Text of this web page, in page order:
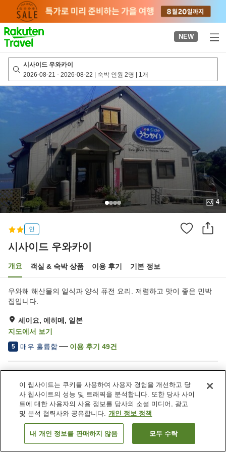
page
NEW
시사이드 우와카이
2026-08-21 - 2026-08-22 | 숙박 인원 2명 | 1개
4
인
시사이드 우와카이
개요 객실 & 숙박 상품 이용 후기 기본 정보
우와해 해산물의 일식과 양식 퓨전 요리. 저렴하고 맛이 좋은 민박
집입니다.
세이요, 에히메, 일본
지도에서 보기
5 매우 훌륭함 이용 후기 49건
주차장 택배
일본 에히메 세이요 시사이드 우와카이
객실 보기
이 웹사이트는 쿠키를 사용하여 사용자 경험을 개선하고 당
사 웹사이트의 성능 및 트래픽을 분석합니다. 또한 당사 사이
트에 대한 사용자의 사용 정보를 당사의 소셜 미디어, 광고
및 분석 협력사와 공유합니다. 개인 정보 정책
내 개인 정보를 판매하지 않음 모두 수락